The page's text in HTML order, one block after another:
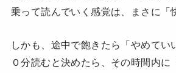
乗って読んでいく感覚は、まさに「
しかも、途中で飽きたら「やめてい
０分読むと決めたら、その時間内に